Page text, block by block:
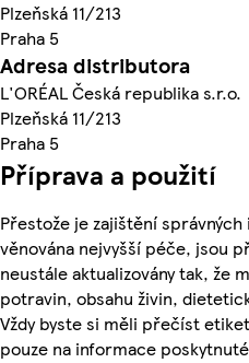
Plzeňská 11/213
Praha 5
Adresa distributora
L'ORÉAL Česká republika s.r.o.
Plzeňská 11/213
Praha 5
Příprava a použití
Přestože je zajištění
věnována nejvyšší péče, jsou
neustále aktualizovány tak, že
potravin, obsahu živin,
Vždy byste si měli přečíst
pouze na informace